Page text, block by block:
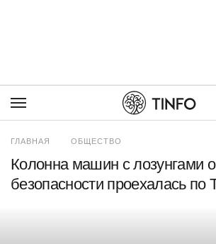
ГЛАВНАЯ ОБЩЕСТВО
Колонна машин с лозунгами
безопасности проехалась по